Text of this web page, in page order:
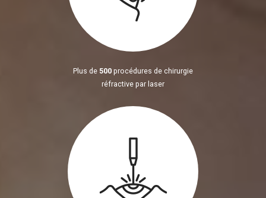
Plus de 500 procédures de chirurgie
réfractive par laser